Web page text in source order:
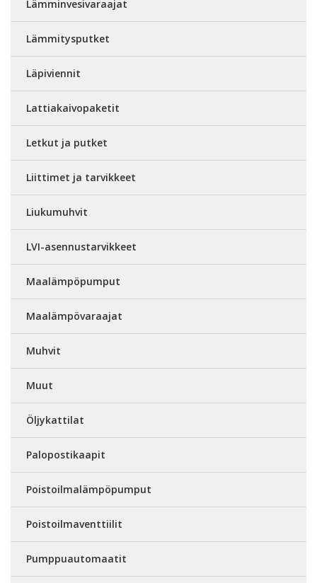
Lämminvesivaraajat
Lämmitysputket
Läpiviennit
Lattiakaivopaketit
Letkut ja putket
Liittimet ja tarvikkeet
Liukumuhvit
LVI-asennustarvikkeet
Maalämpöpumput
Maalämpövaraajat
Muhvit
Muut
Öljykattilat
Palopostikaapit
Poistoilmalämpöpumput
Poistoilmaventtiilit
Pumppuautomaatit